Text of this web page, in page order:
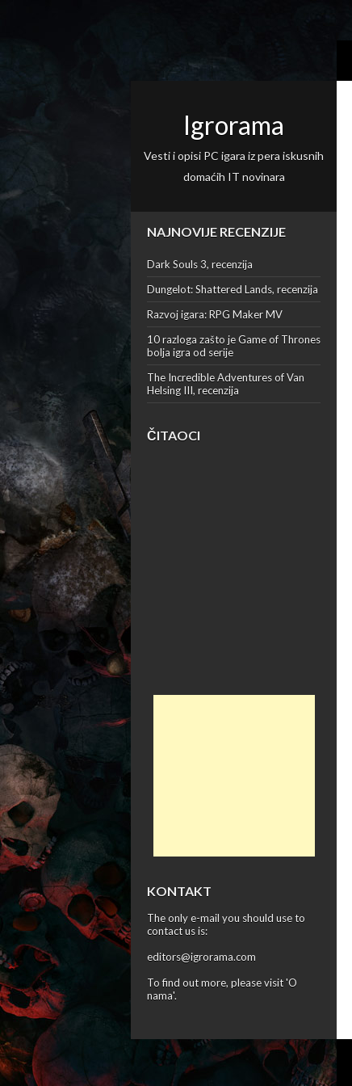
Igrorama
Vesti i opisi PC igara iz pera iskusnih
domaćih IT novinara
NAJNOVIJE RECENZIJE
Dark Souls 3, recenzija
Dungelot: Shattered Lands, recenzija
Razvoj igara: RPG Maker MV
10 razloga zašto je Game of Thrones
bolja igra od serije
The Incredible Adventures of Van
Helsing III, recenzija
ČITAOCI
KONTAKT
The only e-mail you should use to
contact us is:
editors@igrorama.com
To find out more, please visit 'O
nama'.